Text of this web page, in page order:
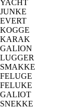
YACHT
JUNKE
EVERT
KOGGE
KARAK
GALION
LUGGER
SMAKKE
FELUGE
FELUKE
GALIOT
SNEKKE